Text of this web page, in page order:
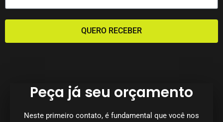
QUERO RECEBER
Peça já seu orçamento
Neste primeiro contato, é fundamental que você nos